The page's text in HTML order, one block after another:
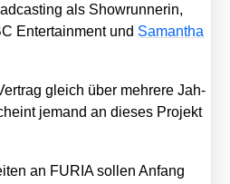
als Show­run­nerin,
Enter­tain­ment und Saman­tha
gleich über meh­re­re Jah­
jemand an die­ses Pro­jekt
an FURIA sol­len Anfang